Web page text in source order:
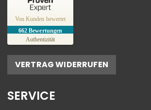
Von Kunden bewertet
662 Bewertungen
Authentizität
Kundenbewertungen und Erfahrungen zu
SEHR GUT
4,81
/
5,00
Bewertungen von
1
anderen Quelle
VERTRAG WIDERRUFEN
SERVICE